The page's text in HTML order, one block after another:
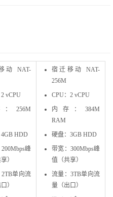
动 NAT-
vCPU
256M
HDD
峰
）
单向流
）
宿迁移动 NAT-
256M
CPU：2 vCPU
内存：384M
RAM
硬盘：3GB HDD
带宽：300Mbps峰
值（共享）
流量：3TB单向流
量（出口）